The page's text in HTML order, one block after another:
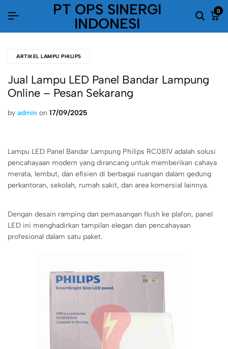
PT OPS SINERGI
INDONESI
0
ARTIKEL LAMPU PHILIPS
Jual Lampu LED Panel Bandar Lampung
Online – Pesan Sekarang
by admin on 17/09/2025
Lampu LED Panel Bandar Lampung Philips RC081V adalah solusi
pencahayaan modern yang dirancang untuk memberikan cahaya
merata, lembut, dan efisien di berbagai ruangan dalam gedung
perkantoran, sekolah, rumah sakit, dan area komersial lainnya.
Dengan desain ramping dan pemasangan flush ke plafon, panel
LED ini menghadirkan tampilan elegan dan pencahayaan
profesional dalam satu paket.